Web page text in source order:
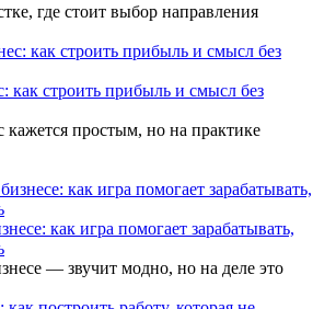
где стоит выбор направления
как строить прибыль и смысл без
простым, но на практике
как игра помогает зарабатывать,
— звучит модно, но на деле это